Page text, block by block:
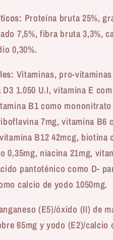
Proteína bruta 25%,
7,5%, fibra bruta 3,3%,
0,30%.
Vitaminas, pro-
D3 1.050 U.I, vitamina E
B1 como
7mg, vitamina B6
B12 42mcg, biotina
0,35mg, niacina 21mg,
pantoténico como D-
calcio de yodo 1050mg.
(E5)/óxido (II) de
65mg y yodo (E2)/calcio